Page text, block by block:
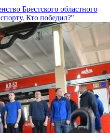
Брестского областного
Кто победил?"